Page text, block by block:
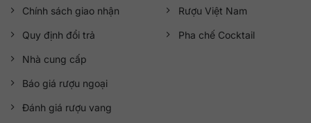
Chính sách giao nhận
Quy định đổi trả
Nhà cung cấp
Báo giá rượu ngoại
Đánh giá rượu vang
Rượu Việt Nam
Pha chế Cocktail